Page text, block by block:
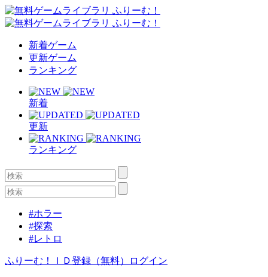
新着ゲーム
更新ゲーム
ランキング
新着
更新
ランキング
#ホラー
#探索
#レトロ
ふりーむ！ＩＤ登録（無料） ログイン